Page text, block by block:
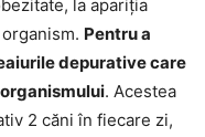
la apariția
Pentru a
depurative care
. Acestea
2 căni în fiecare zi,